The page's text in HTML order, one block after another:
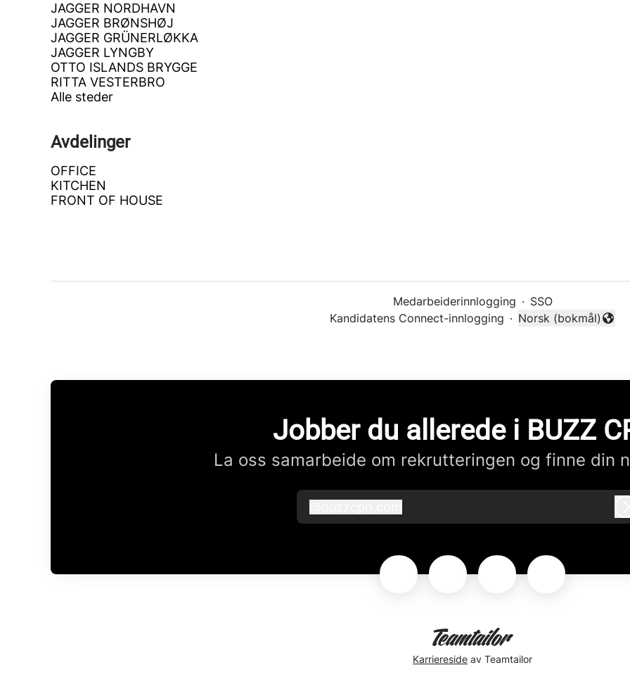
JAGGER NORDHAVN
JAGGER BRØNSHØJ
JAGGER GRÜNERLØKKA
JAGGER LYNGBY
OTTO ISLANDS BRYGGE
RITTA VESTERBRO
Alle steder
Avdelinger
OFFICE
KITCHEN
FRONT OF HOUSE
Medarbeiderinnlogging · SSO
Kandidatens Connect-innlogging ·
Endre språk
Norsk (bokmål)
Jobber du allerede i BUZZ
La oss samarbeide om rekrutteringen og finne din
buzzcph.com
Karriereside av Teamtailor